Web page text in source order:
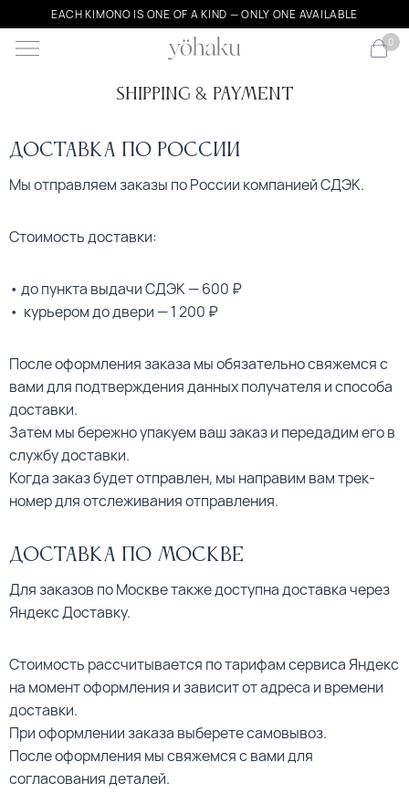
EACH KIMONO IS ONE OF A KIND — ONLY ONE AVAILABLE
0
Shipping & Payment
Доставка по России
Мы отправляем заказы по России компанией СДЭК.
Стоимость доставки:
• до пункта выдачи СДЭК — 600 ₽
• курьером до двери — 1 200 ₽
После оформления заказа мы обязательно свяжемся с
вами для подтверждения данных получателя и способа
доставки.
Затем мы бережно упакуем ваш заказ и передадим его в
службу доставки.
Когда заказ будет отправлен, мы направим вам трек-
номер для отслеживания отправления.
Доставка по Москве
Для заказов по Москве также доступна доставка через
Яндекс Доставку.
Стоимость рассчитывается по тарифам сервиса Яндекс
на момент оформления и зависит от адреса и времени
доставки.
При оформлении заказа выберете самовывоз.
После оформления мы свяжемся с вами для
согласования деталей.